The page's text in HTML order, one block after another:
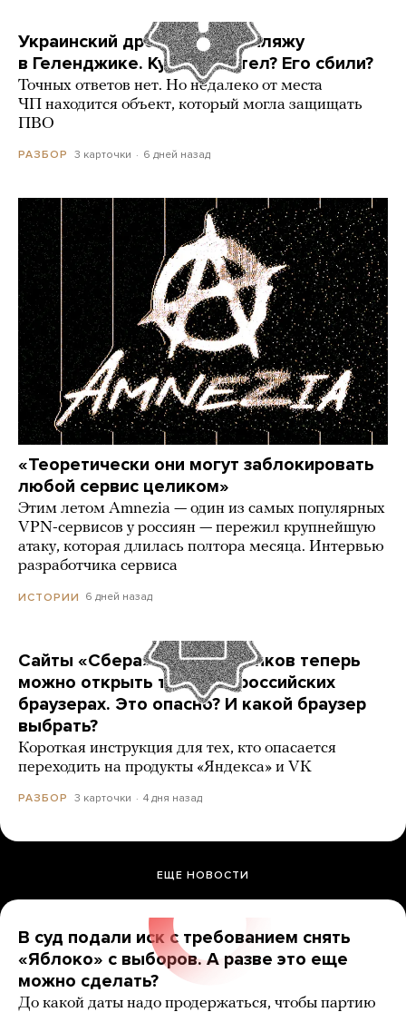
Украинский дрон попал по пляжу
в Геленджике. Куда он летел? Его сбили?
Точных ответов нет. Но недалеко от места
ЧП находится объект, который могла защищать
ПВО
РАЗБОР 3 карточки 6 дней назад
«Теоретически они могут заблокировать
любой сервис целиком»
Этим летом Amnezia — один из самых популярных
VPN-сервисов у россиян — пережил крупнейшую
атаку, которая длилась полтора месяца. Интервью
разработчика сервиса
ИСТОРИИ 6 дней назад
Сайты «Сбера» и других банков теперь
можно открыть только в российских
браузерах. Это опасно? И какой браузер
выбрать?
Короткая инструкция для тех, кто опасается
переходить на продукты «Яндекса» и VK
РАЗБОР 3 карточки 4 дня назад
ЕЩЕ НОВОСТИ
В суд подали иск с требованием снять
«Яблоко» с выборов. А разве это еще
можно сделать?
До какой даты надо продержаться, чтобы партию